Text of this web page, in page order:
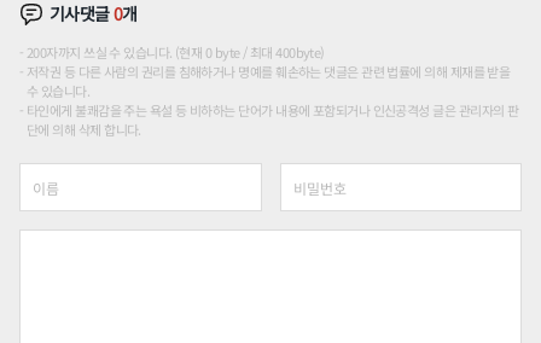
기사댓글0개
200자까지 쓰실 수 있습니다. (현재 0 byte / 최대 400byte)
저작권 등 다른 사람의 권리를 침해하거나 명예를 훼손하는 댓글은 관련 법률에 의해 제재를 받을
수 있습니다.
타인에게 불쾌감을 주는 욕설 등 비하하는 단어가 내용에 포함되거나 인신공격성 글은 관리자의 판
단에 의해 삭제 합니다.